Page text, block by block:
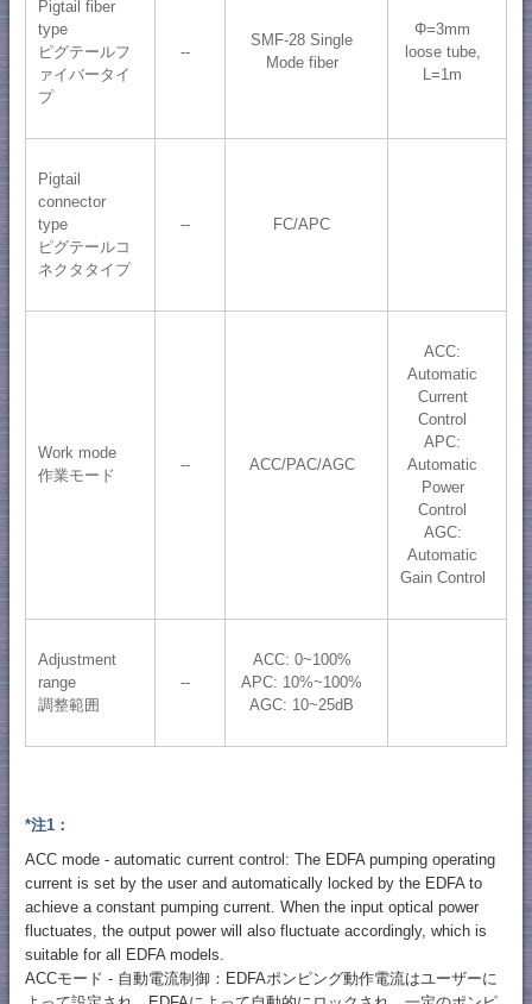
Pigtail fiber
type
ピグテールフ
ァイバータイ
プ
--
SMF-28 Single
Mode fiber
Φ=3mm
loose tube,
L=1m
Pigtail
connector
type
ピグテールコ
ネクタタイプ
-- FC/APC
Work mode
作業モード
-- ACC/PAC/AGC
ACC:
Automatic
Current
Control
APC:
Automatic
Power
Control
AGC:
Automatic
Gain Control
Adjustment
range
調整範囲
--
ACC: 0~100%
APC: 10%~100%
AGC: 10~25dB
*注1：
ACC mode - automatic current control: The EDFA pumping operating
current is set by the user and automatically locked by the EDFA to
achieve a constant pumping current. When the input optical power
fluctuates, the output power will also fluctuate accordingly, which is
suitable for all EDFA models.
ACCモード - 自動電流制御：EDFAポンピング動作電流はユーザーに